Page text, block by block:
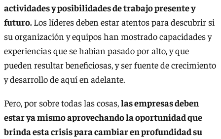
actividades y posibilidades de trabajo presente y
futuro.Los líderes deben estar atentos para descubrir si
su organización y equipos han mostrado capacidades y
experiencias que se habían pasado por alto, y que
pueden resultar beneficiosas, y ser fuente de crecimiento
y desarrollo de aquí en adelante.
Pero, por sobre todas las cosas,las empresas deben
estar ya mismo aprovechando la oportunidad que
brinda esta crisis para cambiar en profundidad su